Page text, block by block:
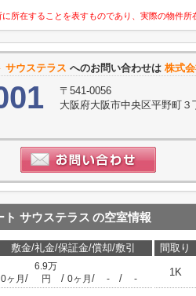
所在することを表すものであり、実際の物件所
サウステラス へのお問い合わせは 株式
〒541-0056
大阪府大阪市中央区平野町３
サウステラス の空室情報
敷金/礼金/保証金/償却/敷引 間取り
0ヶ月 /
6.9万
円
/ 0ヶ月 / - / -
1K